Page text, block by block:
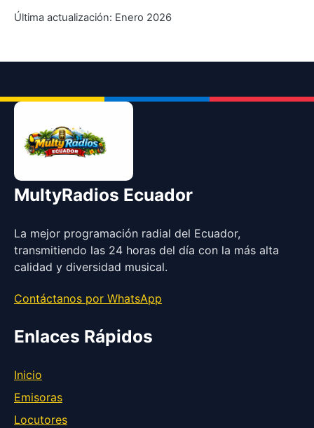
Última actualización: Enero 2026
MultyRadios Ecuador
La mejor programación radial del Ecuador,
transmitiendo las 24 horas del día con la más alta
calidad y diversidad musical.
Contáctanos por WhatsApp
Enlaces Rápidos
Inicio
Emisoras
Locutores